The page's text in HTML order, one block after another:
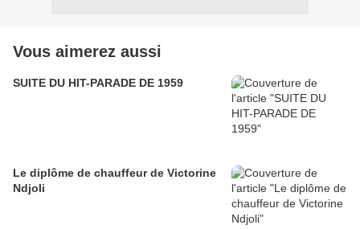
Vous aimerez aussi
SUITE DU HIT-PARADE DE 1959
Le diplôme de chauffeur de Victorine
Ndjoli